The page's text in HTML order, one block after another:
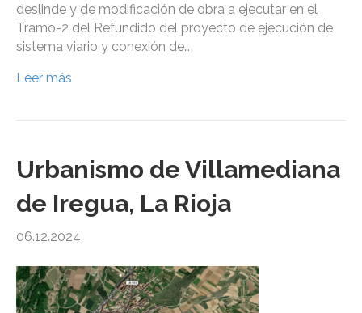
deslinde y de modificación de obra a ejecutar en el
Tramo-2 del Refundido del proyecto de ejecución de
sistema viario y conexión de…
Leer más
Urbanismo de Villamediana
de Iregua, La Rioja
06.12.2024